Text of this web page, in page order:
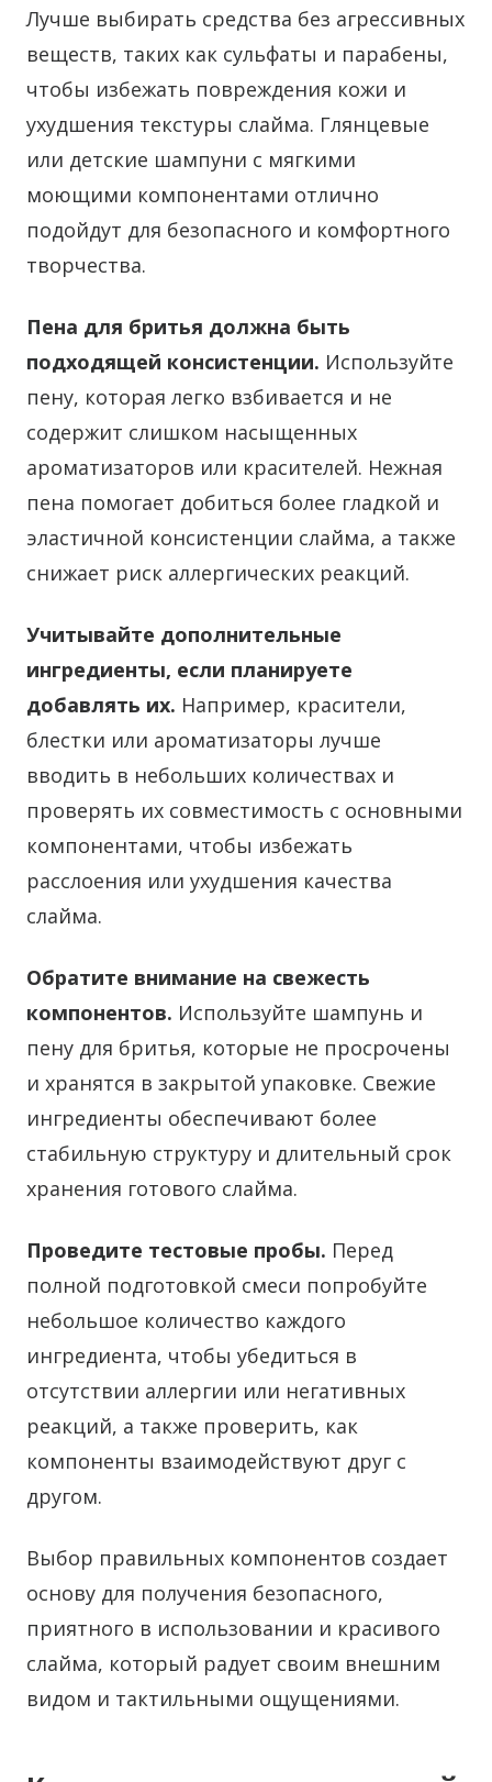
Лучше выбирать средства без агрессивных
веществ, таких как сульфаты и парабены,
чтобы избежать повреждения кожи и
ухудшения текстуры слайма. Глянцевые
или детские шампуни с мягкими
моющими компонентами отлично
подойдут для безопасного и комфортного
творчества.
Пена для бритья должна быть
подходящей консистенции. Используйте
пену, которая легко взбивается и не
содержит слишком насыщенных
ароматизаторов или красителей. Нежная
пена помогает добиться более гладкой и
эластичной консистенции слайма, а также
снижает риск аллергических реакций.
Учитывайте дополнительные
ингредиенты, если планируете
добавлять их. Например, красители,
блестки или ароматизаторы лучше
вводить в небольших количествах и
проверять их совместимость с основными
компонентами, чтобы избежать
расслоения или ухудшения качества
слайма.
Обратите внимание на свежесть
компонентов. Используйте шампунь и
пену для бритья, которые не просрочены
и хранятся в закрытой упаковке. Свежие
ингредиенты обеспечивают более
стабильную структуру и длительный срок
хранения готового слайма.
Проведите тестовые пробы. Перед
полной подготовкой смеси попробуйте
небольшое количество каждого
ингредиента, чтобы убедиться в
отсутствии аллергии или негативных
реакций, а также проверить, как
компоненты взаимодействуют друг с
другом.
Выбор правильных компонентов создает
основу для получения безопасного,
приятного в использовании и красивого
слайма, который радует своим внешним
видом и тактильными ощущениями.